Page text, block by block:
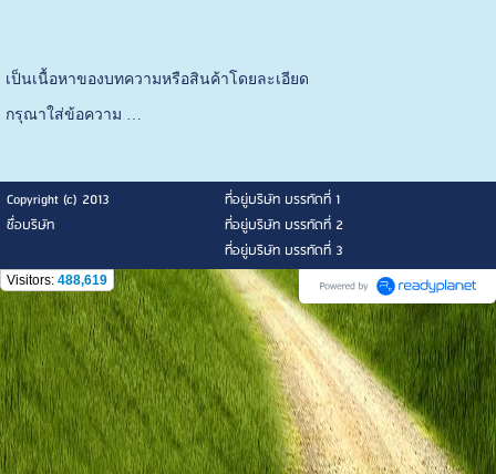
เป็นเนื้อหาของบทความหรือสินค้าโดยละเอียด
กรุณาใส่ข้อความ …
Copyright (c) 2013
ที่อยู่บริษัท บรรทัดที่ 1
ชื่อบริษัท
ที่อยู่บริษัท บรรทัดที่ 2
ที่อยู่บริษัท บรรทัดที่ 3
Visitors: 488,619